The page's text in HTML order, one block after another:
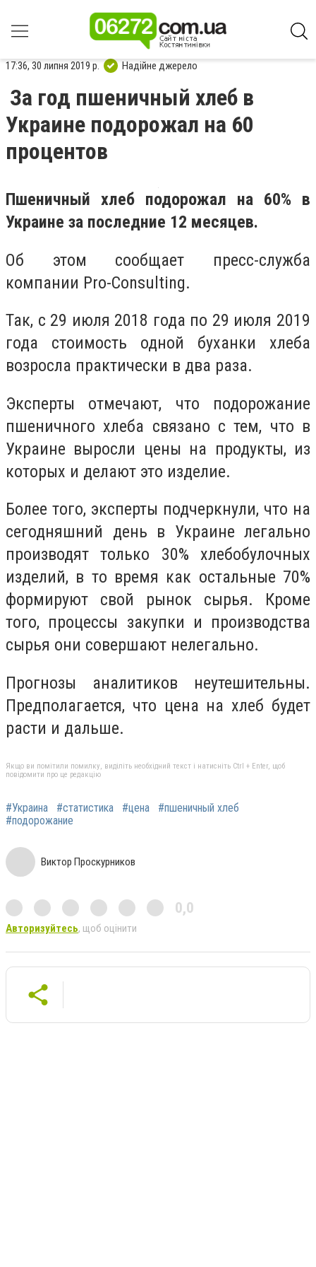
17:36, 30 липня 2019 р. Надійне джерело
За год пшеничный хлеб в
Украине подорожал на 60
процентов
Пшеничный хлеб подорожал на 60% в
Украине за последние 12 месяцев.
Об этом сообщает пресс-служба
компании Pro-Consulting.
Так, с 29 июля 2018 года по 29 июля 2019
года стоимость одной буханки хлеба
возросла практически в два раза.
Эксперты отмечают, что подорожание
пшеничного хлеба связано с тем, что в
Украине выросли цены на продукты, из
которых и делают это изделие.
Более того, эксперты подчеркнули, что на
сегодняшний день в Украине легально
производят только 30% хлебобулочных
изделий, в то время как остальные 70%
формируют свой рынок сырья. Кроме
того, процессы закупки и производства
сырья они совершают нелегально.
Прогнозы аналитиков неутешительны.
Предполагается, что цена на хлеб будет
расти и дальше.
Якщо ви помітили помилку, виділіть необхідний текст і натисніть Ctrl + Enter, щоб
повідомити про це редакцію
#Украина #статистика #цена
#пшеничный хлеб
#подорожание
Виктор Проскурников
0,0
Авторизуйтесь, щоб оцінити